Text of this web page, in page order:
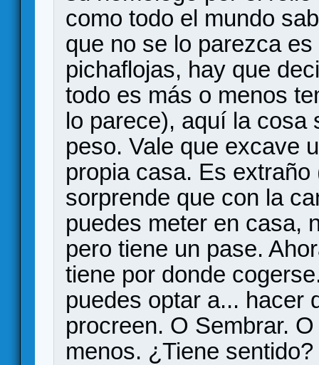
como todo el mundo
que no se lo parezca
pichaflojas, hay que
todo es más o menos
lo parece), aquí la cosa
peso. Vale que excave
propia casa. Es
sorprende que con la
puedes meter en casa,
pero tiene un pase.
tiene por donde
puedes optar a... hacer
procreen. O Sembrar.
menos. ¿Tiene